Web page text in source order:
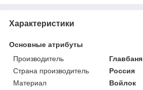
Характеристики
Основные атрибуты
Производитель
Главбаня
Страна производитель
Россия
Материал
Войлок